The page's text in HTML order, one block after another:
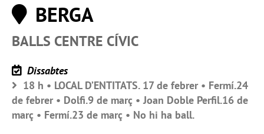
BERGA
BALLS CENTRE CÍVIC
Dissabtes
18 h • LOCAL D’ENTITATS. 17 de febrer • Fermí.24
de febrer • Dolfi.9 de març • Joan Doble Perfil.16 de
març • Fermí.23 de març • No hi ha ball.